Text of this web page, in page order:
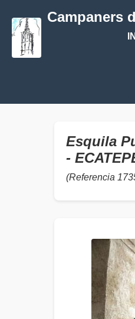
Campaners
Esquila
-
(Referencia